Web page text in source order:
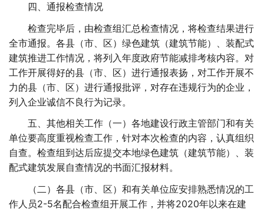
四、通报检查情况
检查完毕后，由检查组汇总检查情况，将检查结果进行
全市通报。各县（市、区）绿色建筑（建筑节能）、装配式
建筑推进工作情况，将列入年度政府节能减排考核内容。对
工作开展得好的县（市、区）进行通报表扬，对工作开展不
力的县（市、区）进行通报批评，对存在违规行为的企业，
列入企业诚信不良行为记录。
五、其他相关工作（一）各地建设行政主管部门和有关
单位要高度重视检查工作，针对本次检查的内容，认真组织
自查。检查组到达后应提交本地绿色建筑（建筑节能）、装
配式建筑发展自查情况的书面汇报材料。
（二）各县（市、区）和有关单位应安排熟悉情况的工
作人员2-5名配合检查组开展工作，并将2020年以来在建